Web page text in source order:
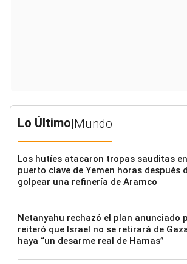
Lo Último|Mundo
Los hutíes atacaron tropas sauditas
puerto clave de Yemen horas después
golpear una refinería de Aramco
Netanyahu rechazó el plan anunciado
reiteró que Israel no se retirará de
haya “un desarme real de Hamas”